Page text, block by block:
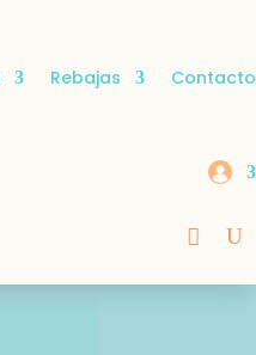
Rebajas Contacto